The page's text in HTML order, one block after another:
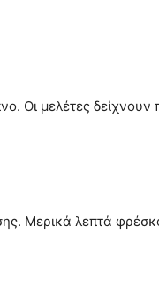
Οι μελέτες
Μερικά λεπτά